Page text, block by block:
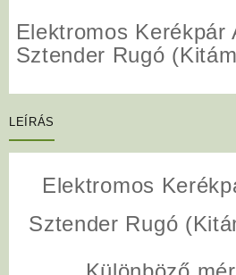
Elektromos Kerékpár
Sztender Rugó
LEÍRÁS
Elektromos
Sztender Rugó